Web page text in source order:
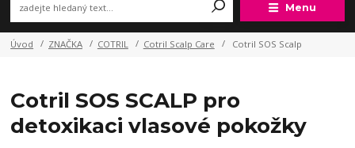
Menu
Úvod ZNAČKA COTRIL Cotril Scalp Care Cotril SOS Scalp
Cotril SOS SCALP pro
detoxikaci vlasové pokožky